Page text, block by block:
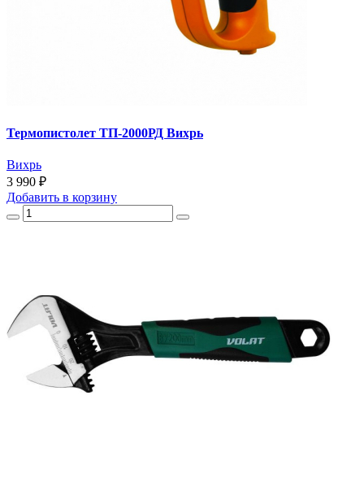
Термопистолет ТП-2000РД Вихрь
Вихрь
3 990 ₽
Добавить в корзину